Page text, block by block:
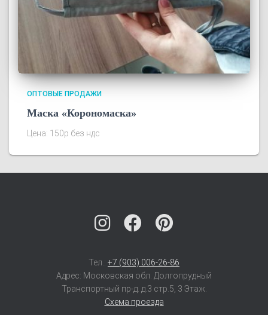
ОПТОВЫЕ ПРОДАЖИ
Маска «Корономаска»
Цена: 150р без ндс
Тел.: +7 (903) 006-26-86
Адрес: Московская обл. Долгопрудный
Транспортный пр-д. д.3 стр.5, 3 Этаж.
Схема проезда